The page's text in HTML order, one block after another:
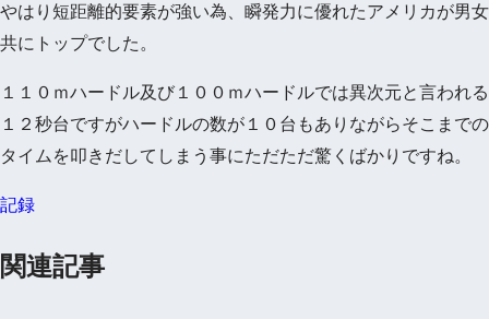
やはり短距離的要素が強い為、瞬発力に優れたアメリカが男女
共にトップでした。
１１０ｍハードル及び１００ｍハードルでは異次元と言われる
１２秒台ですがハードルの数が１０台もありながらそこまでの
タイムを叩きだしてしまう事にただただ驚くばかりですね。
記録
関連記事